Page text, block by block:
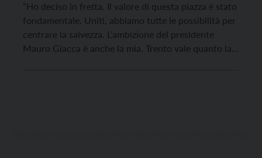
“Ho deciso in fretta. Il valore di questa piazza è stato
fondamentale. Uniti, abbiamo tutte le possibilità per
centrare la salvezza. L’ambizione del presidente
Mauro Giacca è anche la mia. Trento vale quanto la